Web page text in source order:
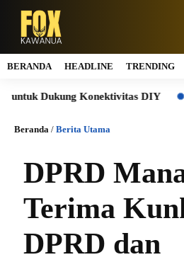
BERANDA HEADLINE TRENDING
Dukung Konektivitas DIY
Beranda / Berita Utama
DPRD
Terima
DPRD dan